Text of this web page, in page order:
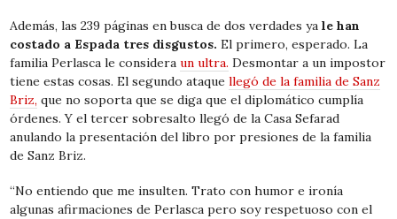
Además, las 239 páginas en busca de dos verdades yale han
costado a Espada tres disgustos. El primero, esperado. La
familia Perlasca le consideraun ultra. Desmontar a un impostor
tiene estas cosas. El segundo ataquellegó de la familia de Sanz
Briz, que no soporta que se diga que el diplomático cumplía
órdenes. Y el tercer sobresalto llegó de la Casa Sefarad
anulando la presentación del libro por presiones de la familia
de Sanz Briz.
“No entiendo que me insulten. Trato con humor e ironía
algunas afirmaciones de Perlasca pero soy respetuoso con el